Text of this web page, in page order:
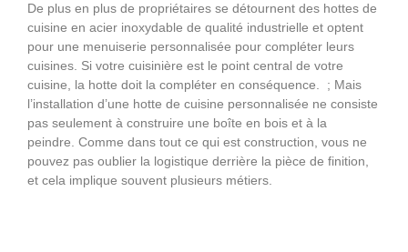
De plus en plus de propriétaires se détournent des hottes de
cuisine en acier inoxydable de qualité industrielle et optent
pour une menuiserie personnalisée pour compléter leurs
cuisines. Si votre cuisinière est le point central de votre
cuisine, la hotte doit la compléter en conséquence. ; Mais
l’installation d’une hotte de cuisine personnalisée ne consiste
pas seulement à construire une boîte en bois et à la
peindre. Comme dans tout ce qui est construction, vous ne
pouvez pas oublier la logistique derrière la pièce de finition,
et cela implique souvent plusieurs métiers.